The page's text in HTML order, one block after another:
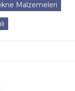
Malzemeleri